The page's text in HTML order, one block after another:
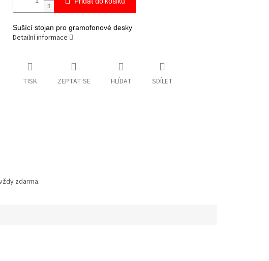
Sušící stojan pro gramofonové desky
Detailní informace
TISK ZEPTAT SE HLÍDAT SDÍLET
zdarma.